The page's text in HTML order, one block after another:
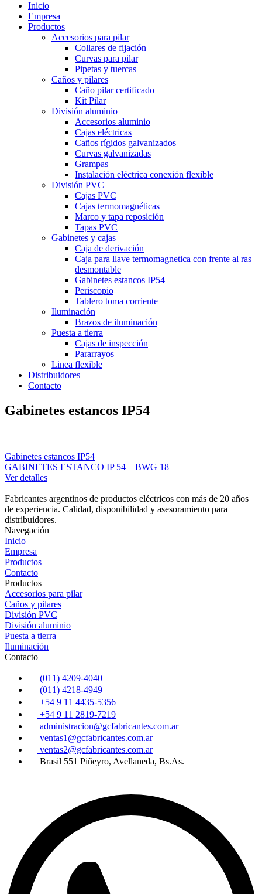
Inicio
Empresa
Productos
Accesorios para pilar
Collares de fijación
Curvas para pilar
Pipetas y tuercas
Caños y pilares
Caño pilar certificado
Kit Pilar
División aluminio
Accesorios aluminio
Cajas eléctricas
Caños rígidos galvanizados
Curvas galvanizadas
Grampas
Instalación eléctrica conexión flexible
División PVC
Cajas PVC
Cajas termomagnéticas
Marco y tapa reposición
Tapas PVC
Gabinetes y cajas
Caja de derivación
Caja para llave termomagnetica con frente al ras
desmontable
Gabinetes estancos IP54
Periscopio
Tablero toma corriente
Iluminación
Brazos de iluminación
Puesta a tierra
Cajas de inspección
Pararrayos
Linea flexible
Distribuidores
Contacto
Gabinetes estancos IP54
Gabinetes estancos IP54
GABINETES ESTANCO IP 54 – BWG 18
Ver detalles
Fabricantes argentinos de productos eléctricos con más de 20 años
de experiencia. Calidad, disponibilidad y asesoramiento para
distribuidores.
Navegación
Inicio
Empresa
Productos
Contacto
Productos
Accesorios para pilar
Caños y pilares
División PVC
División aluminio
Puesta a tierra
Iluminación
Contacto
(011) 4209-4040​
(011) 4218-4949
+54 9 11 4435-5356
+54 9 11 2819-7219
administracion@gcfabricantes.com.ar
ventas1@gcfabricantes.com.ar
ventas2@gcfabricantes.com.ar
Brasil 551 Piñeyro, Avellaneda, Bs.As.